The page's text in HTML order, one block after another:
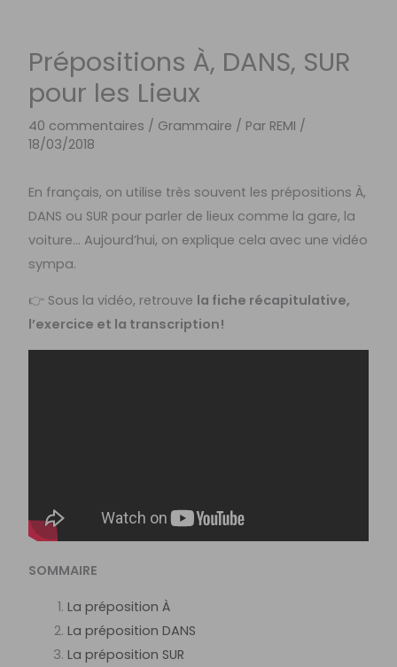
Prépositions À, DANS, SUR
pour les Lieux
40 commentaires / Grammaire / Par REMI /
18/03/2018
En français, on utilise très souvent les prépositions À,
DANS ou SUR pour parler de lieux comme la gare, la
voiture… Aujourd’hui, on explique cela avec une vidéo
sympa.
👉 Sous la vidéo, retrouve la fiche récapitulative,
l’exercice et la transcription!
SOMMAIRE
La préposition À
La préposition DANS
La préposition SUR